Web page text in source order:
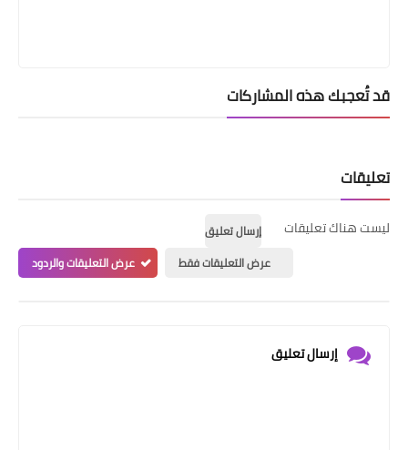
قد تُعجبك هذه المشاركات
تعليقات
ليست هناك تعليقات
إرسال تعليق
عرض التعليقات فقط
عرض التعليقات والردود
إرسال تعليق